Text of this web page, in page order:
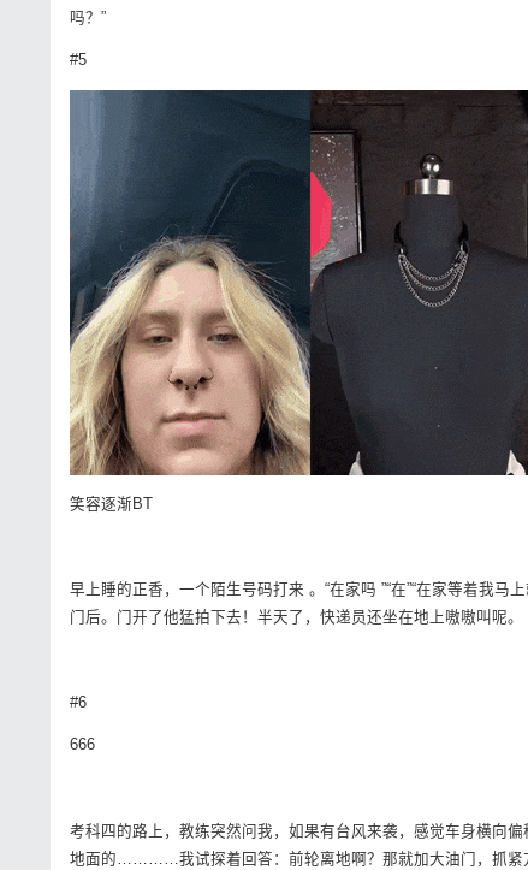
吗？”
#5
笑容逐渐BT
早上睡的正香，一个陌生号码打来 。“在家吗 ”“在”“在家等着我
门后。门开了他猛拍下去！半天了，快递员还坐在地上嗷嗷叫呢。
#6
666
考科四的路上，教练突然问我，如果有台风来袭，感觉车身横向
地面的…………我试探着回答：前轮离地啊？那就加大油门，抓紧